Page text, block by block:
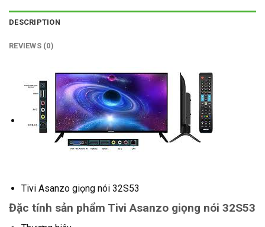
DESCRIPTION
REVIEWS (0)
Tivi Asanzo giọng nói 32S53
Đặc tính sản phẩm Tivi Asanzo giọng nói 32S53